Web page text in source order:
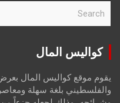
r
كواليس المال
يقوم موقع كواليس المال
والفلسطيني بلغة سهلة